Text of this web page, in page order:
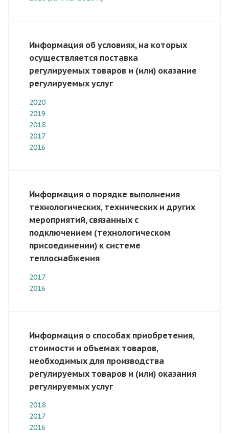
Информация об условиях, на которых
осуществляется поставка
регулируемых товаров и (или) оказание
регулируемых услуг
2020
2019
2018
2017
2016
Информация о порядке выполнения
технологических, технических и других
мероприятий, связанных с
подключением (технологическом
присоединении) к системе
теплоснабжения
2017
2016
Информация о способах приобретения,
стоимости и объемах товаров,
необходимых для производства
регулируемых товаров и (или) оказания
регулируемых услуг
2018
2017
2016